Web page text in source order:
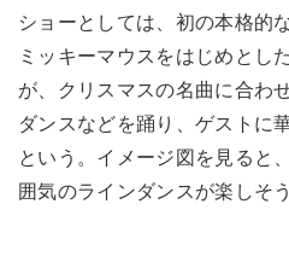
ショーとしては、初の本格的
ミッキーマウスをはじめとし
が、クリスマスの名曲に合わ
ダンスなどを踊り、ゲストに
という。イメージ図を見ると
囲気のラインダンスが楽しそう